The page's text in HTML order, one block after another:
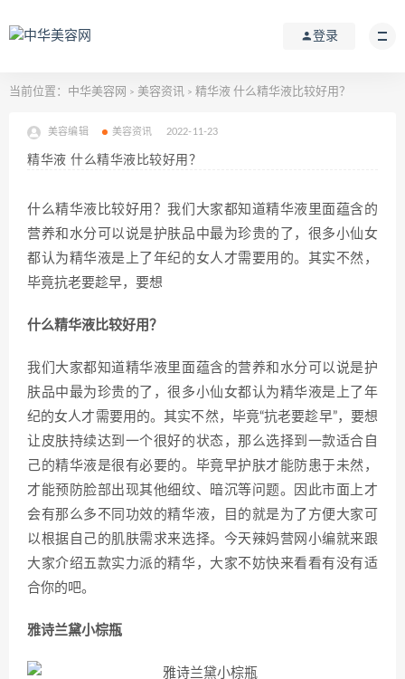
登录
当前位置： 中华美容网 > 美容资讯 > 精华液 什么精华液比较好用？
美容编辑 美容资讯 2022-11-23
精华液 什么精华液比较好用？
什么精华液比较好用？我们大家都知道精华液里面蕴含的
营养和水分可以说是护肤品中最为珍贵的了，很多小仙女
都认为精华液是上了年纪的女人才需要用的。其实不然，
毕竟抗老要趁早，要想
什么精华液比较好用？
我们大家都知道精华液里面蕴含的营养和水分可以说是护
肤品中最为珍贵的了，很多小仙女都认为精华液是上了年
纪的女人才需要用的。其实不然，毕竟“抗老要趁早”，要想
让皮肤持续达到一个很好的状态，那么选择到一款适合自
己的精华液是很有必要的。毕竟早护肤才能防患于未然，
才能预防脸部出现其他细纹、暗沉等问题。因此市面上才
会有那么多不同功效的精华液，目的就是为了方便大家可
以根据自己的肌肤需求来选择。今天辣妈营网小编就来跟
大家介绍五款实力派的精华，大家不妨快来看看有没有适
合你的吧。
雅诗兰黛小棕瓶